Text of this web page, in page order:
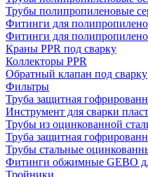
Трубы полипропиленовые
Фитинги для
Фитинги для
Краны PPR под сварку
Коллекторы PPR
Обратный клапан под сварку
Фильтры
Труба защитная
Инструмент для сварки
Трубы из оцинкованной
Труба защитная
Трубы стальные
Фитинги обжимные GEBO
Тройники